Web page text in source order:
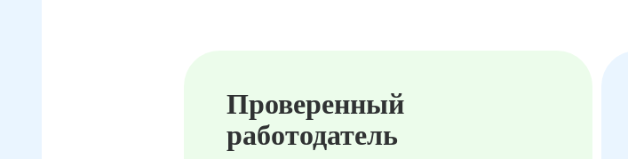
Проверенный
работодатель